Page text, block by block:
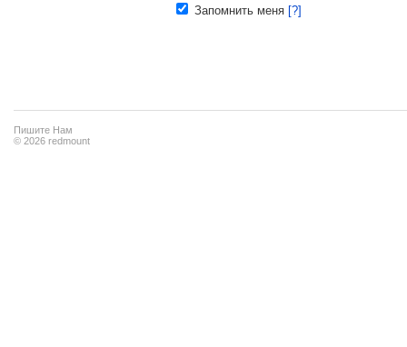
Запомнить меня [?]
Пишите Нам
© 2026 redmount